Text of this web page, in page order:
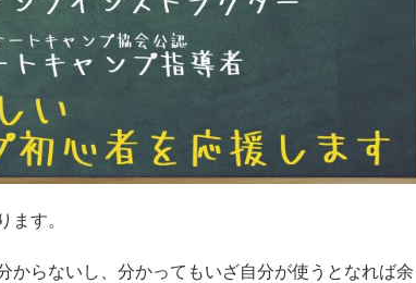
す。
らないし、分かってもいざ自分が使うとなれば余